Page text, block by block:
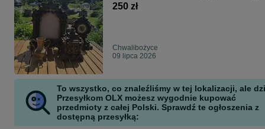
250 zł
Chwalibożyce
09 lipca 2026
To wszystko, co znaleźliśmy w tej lokalizacji, ale
Przesyłkom OLX możesz wygodnie kupować
przedmioty z całej Polski. Sprawdź te ogłoszenia z
dostępną przesyłką: